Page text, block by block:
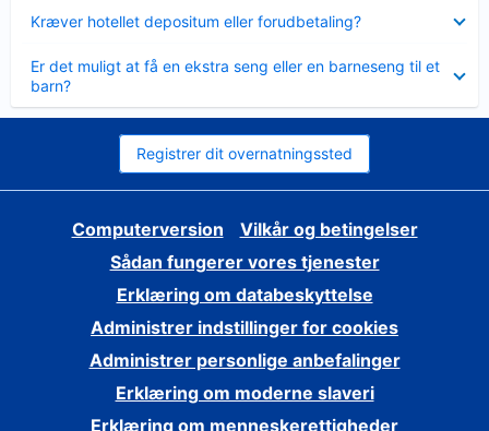
Kræver hotellet depositum eller forudbetaling?
Er det muligt at få en ekstra seng eller en barneseng til et
barn?
Registrer dit overnatningssted
Computerversion
Vilkår og betingelser
Sådan fungerer vores tjenester
Erklæring om databeskyttelse
Administrer indstillinger for cookies
Administrer personlige anbefalinger
Erklæring om moderne slaveri
Erklæring om menneskerettigheder